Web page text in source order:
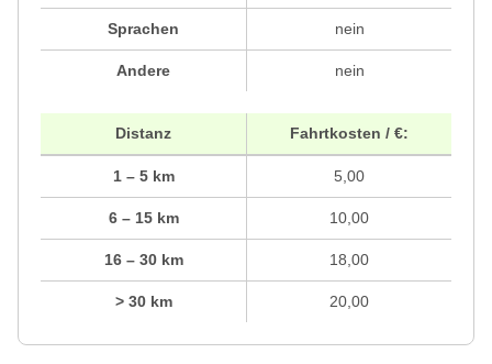
Sprachen
Andere
nein
nein
Distanz
1 – 5 km
6 – 15 km
16 – 30 km
> 30 km
Fahrtkosten / €:
5,00
10,00
18,00
20,00